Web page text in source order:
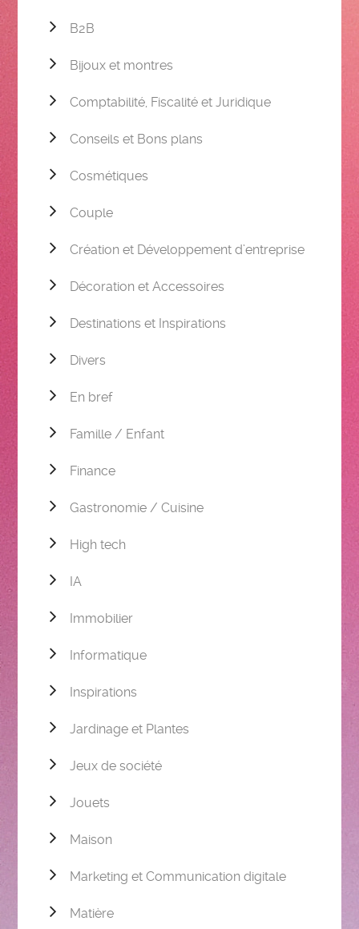
B2B
Bijoux et montres
Comptabilité, Fiscalité et Juridique
Conseils et Bons plans
Cosmétiques
Couple
Création et Développement d’entreprise
Décoration et Accessoires
Destinations et Inspirations
Divers
En bref
Famille / Enfant
Finance
Gastronomie / Cuisine
High tech
IA
Immobilier
Informatique
Inspirations
Jardinage et Plantes
Jeux de société
Jouets
Maison
Marketing et Communication digitale
Matière